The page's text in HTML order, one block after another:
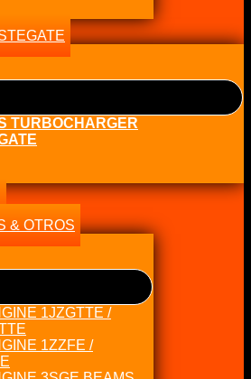
TURBOCHARGER
& OTROS
1JZGTTE /
1ZZFE /